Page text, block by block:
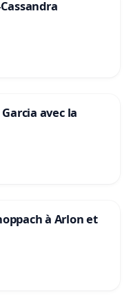
avec la
à Arlon et